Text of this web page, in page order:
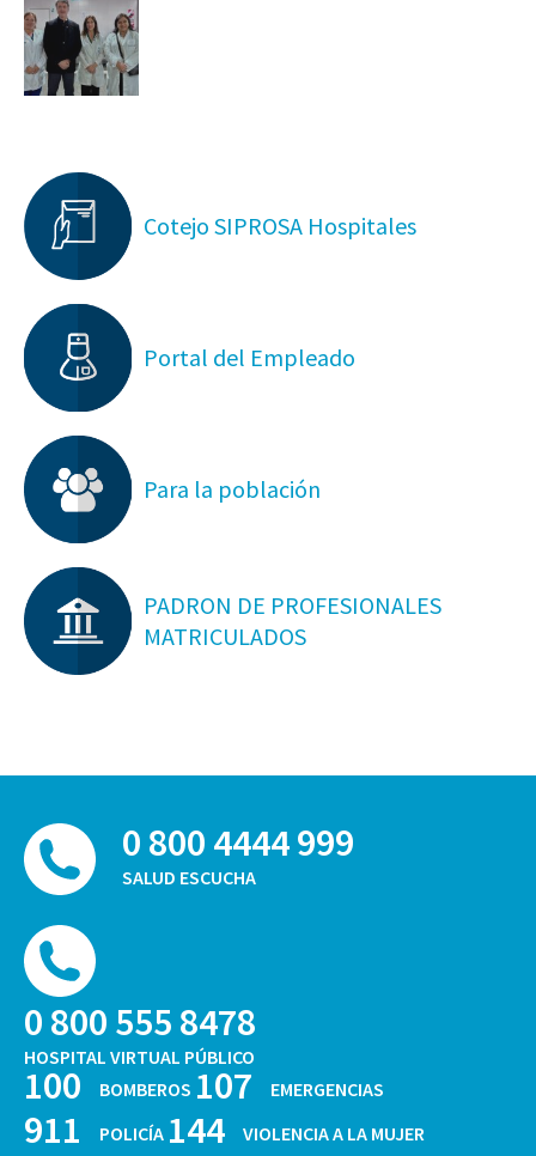
Cotejo SIPROSA Hospitales
Portal del Empleado
Para la población
PADRON DE PROFESIONALES
MATRICULADOS
0 800 4444 999
SALUD ESCUCHA
0 800 555 8478
HOSPITAL VIRTUAL PÚBLICO
100 BOMBEROS 107 EMERGENCIAS
911 POLICÍA 144 VIOLENCIA A LA MUJER